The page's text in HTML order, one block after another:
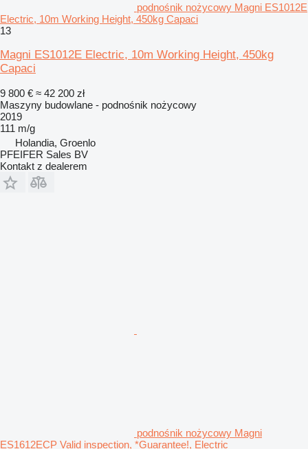
podnośnik nożycowy Magni ES1012E
Electric, 10m Working Height, 450kg Capaci
13
Magni ES1012E Electric, 10m Working Height, 450kg
Capaci
9 800 € ≈ 42 200 zł
Maszyny budowlane - podnośnik nożycowy
2019
111 m/g
Holandia, Groenlo
PFEIFER Sales BV
Kontakt z dealerem
podnośnik nożycowy Magni
ES1612ECP Valid inspection, *Guarantee!, Electric